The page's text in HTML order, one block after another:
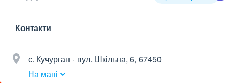
Контакти
с. Кучурган
вул. Шкільна, 6, 67450
На мапі